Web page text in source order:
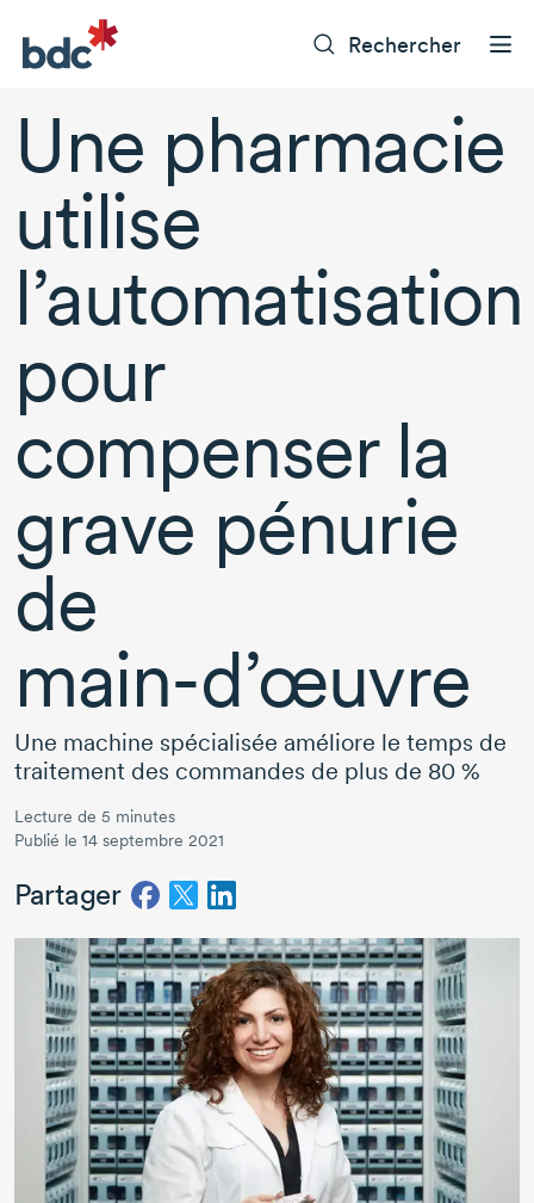
Rechercher
Une pharmacie
utilise
l’automatisation
pour
compenser la
grave pénurie
de
main-d’œuvre
Une machine spécialisée améliore le temps de
traitement des commandes de plus de 80 %
Lecture de 5 minutes
Publié le 14 septembre 2021
Partager